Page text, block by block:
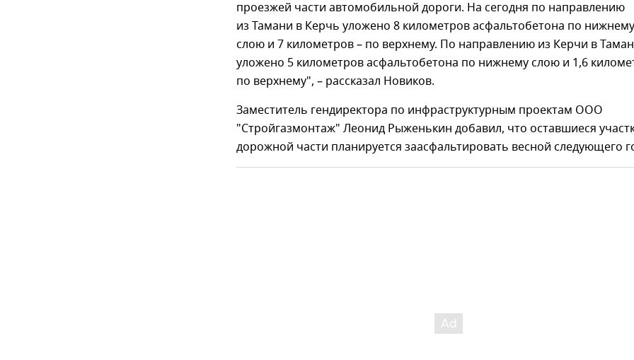
проезжей части автомобильной дороги. На сегодня по направлению
из Тамани в Керчь уложено 8 километров асфальтобетона по нижнему
слою и 7 километров – по верхнему. По направлению из Керчи в
уложено 5 километров асфальтобетона по нижнему слою и 1,6
по верхнему", – рассказал Новиков.
Заместитель гендиректора по инфраструктурным проектам ООО
"Стройгазмонтаж" Леонид Рыженькин добавил, что оставшиеся
дорожной части планируется заасфальтировать весной следующего